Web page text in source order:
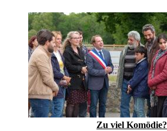
Zu viel Komödie?